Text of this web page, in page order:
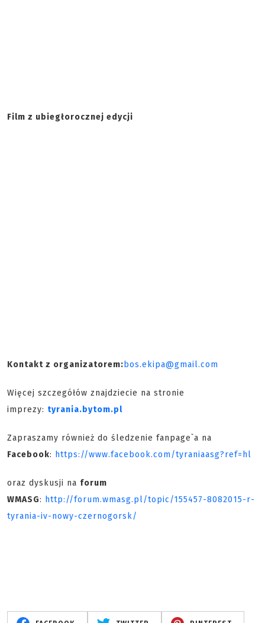
Film z ubiegłorocznej edycji
Kontakt z organizatorem: bos.ekipa@gmail.com
Więcej szczegółów znajdziecie na stronie
imprezy: tyrania.bytom.pl
Zapraszamy również do śledzenie fanpage`a na
Facebook: https://www.facebook.com/tyraniaasg?ref=hl
oraz dyskusji na forum
WMASG: http://forum.wmasg.pl/topic/155457-8082015-r-
tyrania-iv-nowy-czernogorsk/